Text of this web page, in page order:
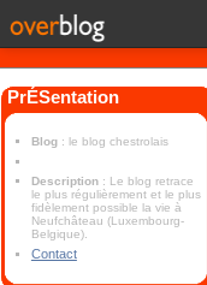
PrÉSentation
Blog : le blog chestrolais
Description : Le blog retrace
le plus régulièrement et le plus
fidèlement possible la vie à
Neufchâteau (Luxembourg-
Belgique).
Contact